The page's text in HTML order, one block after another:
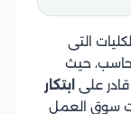
التى
حيث
على ابتكار
سوق العمل